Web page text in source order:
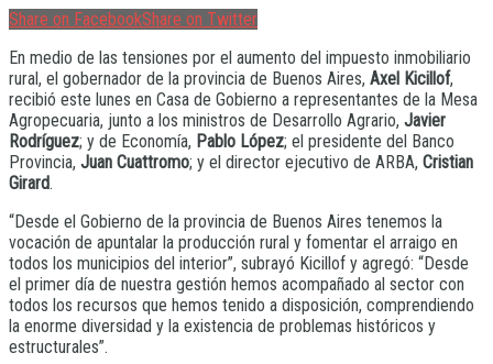
Share on FacebookShare on Twitter
En medio de las tensiones por el aumento del impuesto inmobiliario
rural, el gobernador de la provincia de Buenos Aires, Axel Kicillof,
recibió este lunes en Casa de Gobierno a representantes de la Mesa
Agropecuaria, junto a los ministros de Desarrollo Agrario, Javier
Rodríguez; y de Economía, Pablo López; el presidente del Banco
Provincia, Juan Cuattromo; y el director ejecutivo de ARBA, Cristian
Girard.
“Desde el Gobierno de la provincia de Buenos Aires tenemos la
vocación de apuntalar la producción rural y fomentar el arraigo en
todos los municipios del interior”, subrayó Kicillof y agregó: “Desde
el primer día de nuestra gestión hemos acompañado al sector con
todos los recursos que hemos tenido a disposición, comprendiendo
la enorme diversidad y la existencia de problemas históricos y
estructurales”.